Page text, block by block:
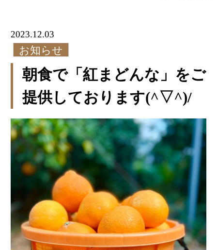
2023.12.03
お知らせ
朝食で「紅まどんな」をご
提供しております(^▽^)/